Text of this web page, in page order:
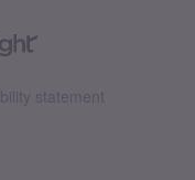
statement